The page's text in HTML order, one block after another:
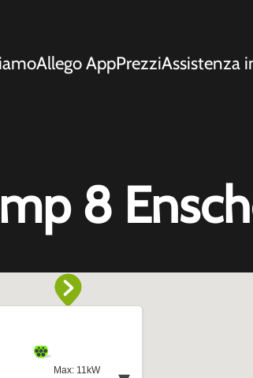
Allego AppPrezziAssistenza
8